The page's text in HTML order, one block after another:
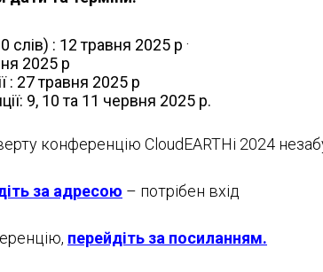
слів) : 12 травня 2025 р
2025 р
: 27 травня 2025 р
9, 10 та 11 червня 2025 р.
конференцію CloudEARTHi 2024
за адресою – потрібен вхід
перейдіть за посиланням.